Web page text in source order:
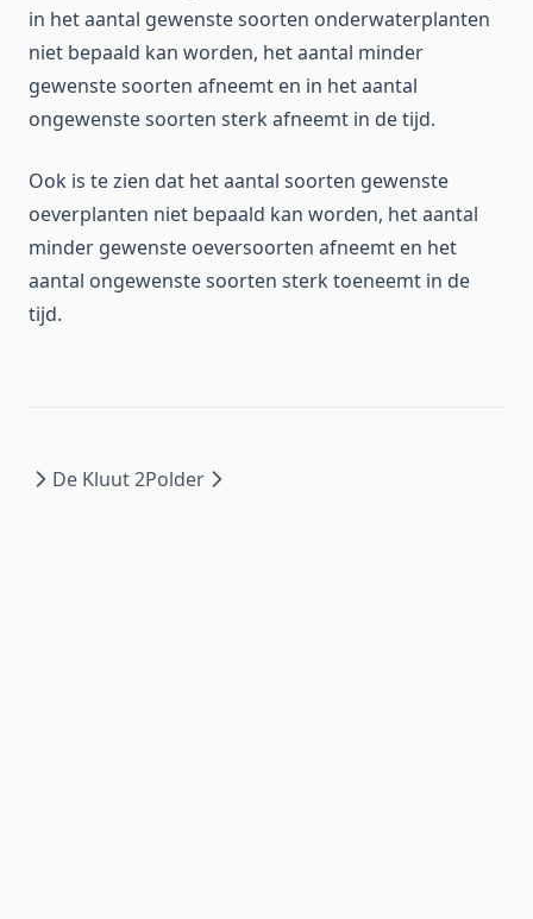
in het aantal gewenste soorten onderwaterplanten
niet bepaald kan worden, het aantal minder
gewenste soorten afneemt en in het aantal
ongewenste soorten sterk afneemt in de tijd.
Ook is te zien dat het aantal soorten gewenste
oeverplanten niet bepaald kan worden, het aantal
minder gewenste oeversoorten afneemt en het
aantal ongewenste soorten sterk toeneemt in de
tijd.
De Kluut 2Polder